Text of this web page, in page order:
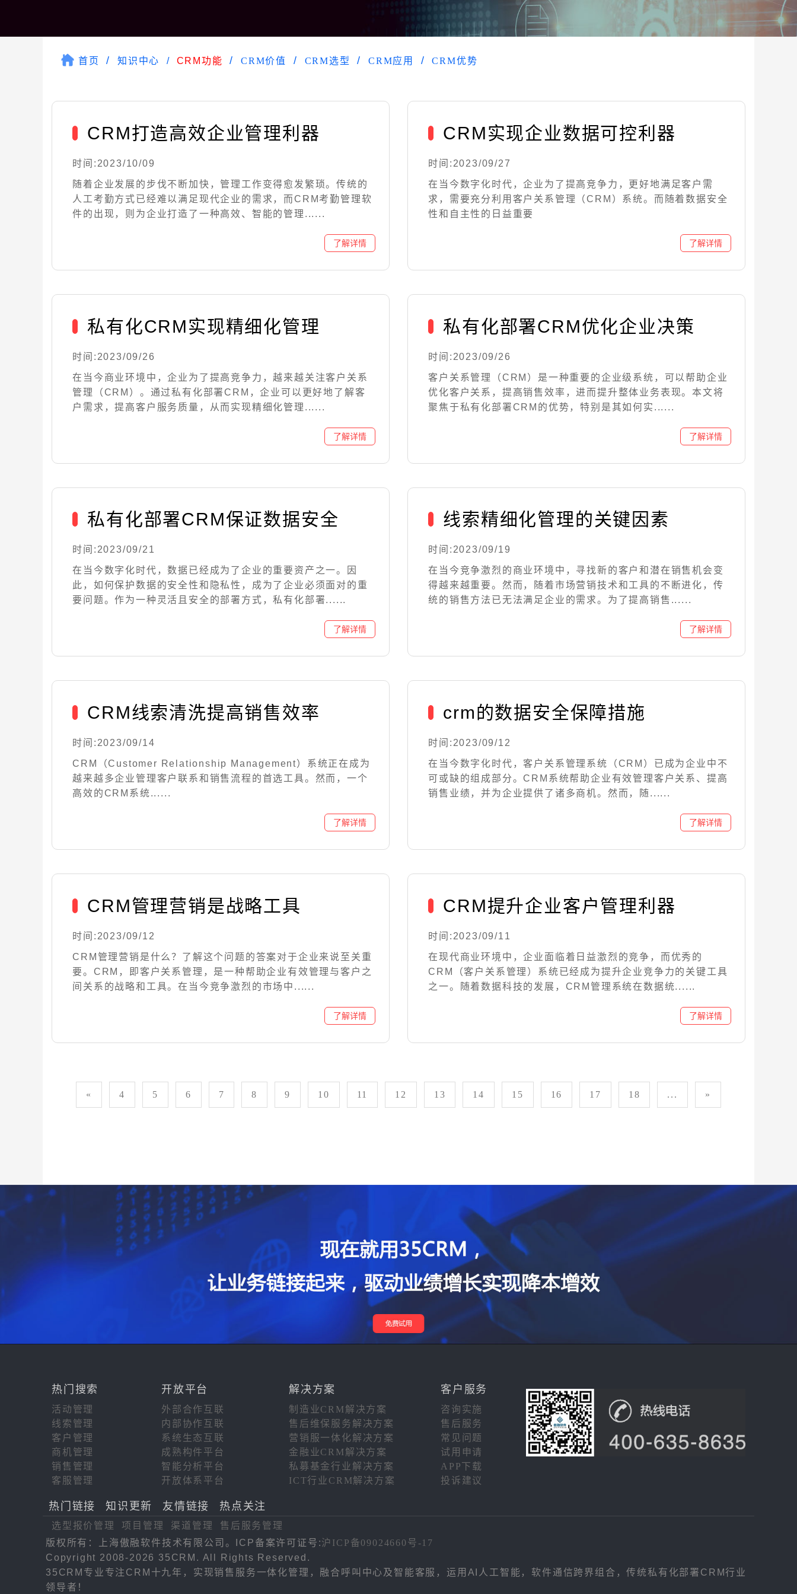
首页 知识中心 CRM功能 CRM价值 CRM选型 CRM应用 CRM优势
CRM打造高效企业管理利器
时间:2023/10/09
随着企业发展的步伐不断加快，管理工作变得愈发繁琐。传统的
人工考勤方式已经难以满足现代企业的需求，而CRM考勤管理软
件的出现，则为企业打造了一种高效、智能的管理......
CRM实现企业数据可控利器
时间:2023/09/27
在当今数字化时代，企业为了提高竞争力，更好地满足客户需
求，需要充分利用客户关系管理（CRM）系统。而随着数据安全
性和自主性的日益重要
私有化CRM实现精细化管理
时间:2023/09/26
在当今商业环境中，企业为了提高竞争力，越来越关注客户关系
管理（CRM）。通过私有化部署CRM，企业可以更好地了解客
户需求，提高客户服务质量，从而实现精细化管理......
私有化部署CRM优化企业决策
时间:2023/09/26
客户关系管理（CRM）是一种重要的企业级系统，可以帮助企业
优化客户关系，提高销售效率，进而提升整体业务表现。本文将
聚焦于私有化部署CRM的优势，特别是其如何实......
私有化部署CRM保证数据安全
时间:2023/09/21
在当今数字化时代，数据已经成为了企业的重要资产之一。因
此，如何保护数据的安全性和隐私性，成为了企业必须面对的重
要问题。作为一种灵活且安全的部署方式，私有化部署......
线索精细化管理的关键因素
时间:2023/09/19
在当今竞争激烈的商业环境中，寻找新的客户和潜在销售机会变
得越来越重要。然而，随着市场营销技术和工具的不断进化，传
统的销售方法已无法满足企业的需求。为了提高销售......
CRM线索清洗提高销售效率
时间:2023/09/14
CRM（Customer Relationship Management）系统正在成为
越来越多企业管理客户联系和销售流程的首选工具。然而，一个
高效的CRM系统......
crm的数据安全保障措施
时间:2023/09/12
在当今数字化时代，客户关系管理系统（CRM）已成为企业中不
可或缺的组成部分。CRM系统帮助企业有效管理客户关系、提高
销售业绩，并为企业提供了诸多商机。然而，随......
CRM管理营销是战略工具
时间:2023/09/12
CRM管理营销是什么？了解这个问题的答案对于企业来说至关重
要。CRM，即客户关系管理，是一种帮助企业有效管理与客户之
间关系的战略和工具。在当今竞争激烈的市场中......
CRM提升企业客户管理利器
时间:2023/09/11
在现代商业环境中，企业面临着日益激烈的竞争，而优秀的
CRM（客户关系管理）系统已经成为提升企业竞争力的关键工具
之一。随着数据科技的发展，CRM管理系统在数据统......
« 4 5 6 7 8 9 10 11 12 13 14 15 16 17 18 ... »
热门搜索 开放平台
活动管理
外部合作互联
线索管理
内部协作互联
客户管理
系统生态互联
商机管理
成熟构件平台
销售管理
智能分析平台
客服管理
开放体系平台
解决方案 客户服务
制造业CRM解决方案
咨询实施
售后维保服务解决方案
售后服务
营销服一体化解决方案
常见问题
金融业CRM解决方案
试用申请
私募基金行业解决方案
APP下载
ICT行业CRM解决方案
投诉建议
热门链接 知识更新 友情链接 热点关注
选型报价管理 项目管理 渠道管理
售后服务管理
版权所有：上海傲融软件技术有限公司。ICP备案许可证号:沪ICP备09024660号-17
Copyright 2008-2026 35CRM. All Rights Reserved.
35CRM专业专注CRM十九年，实现销售服务一体化管理，融合呼叫中心及智能客服，运用AI人工智能，软件通信跨界组合，传统私有化部署CRM行业
领导者！